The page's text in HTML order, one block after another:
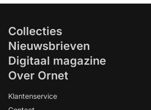
Collecties
Nieuwsbrieven
Digitaal magazine
Over Ornet
Klantenservice